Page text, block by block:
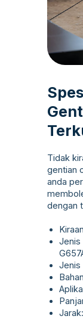
Tidak
gentian
anda
dengan
Jenis
Jenis